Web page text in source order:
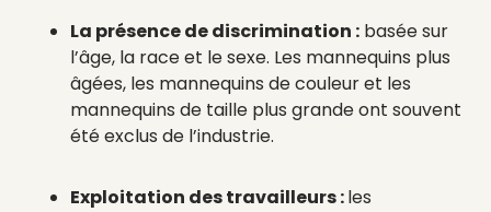
La présence de discrimination : basée sur
l’âge, la race et le sexe. Les mannequins plus
âgées, les mannequins de couleur et les
mannequins de taille plus grande ont souvent
été exclus de l’industrie.
Exploitation des travailleurs :les